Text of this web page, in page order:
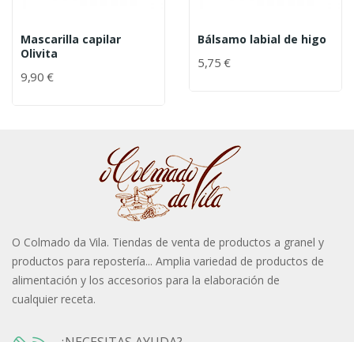
Mascarilla capilar
Olivita
9,90 €
Bálsamo labial de higo
5,75 €
O Colmado da Vila. Tiendas de venta de productos a granel y
productos para repostería... Amplia variedad de productos de
alimentación y los accesorios para la elaboración de
cualquier receta.